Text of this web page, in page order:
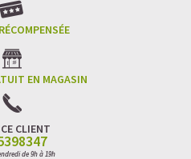
EN MAGASIN
CLIENT
de 9h à 19h